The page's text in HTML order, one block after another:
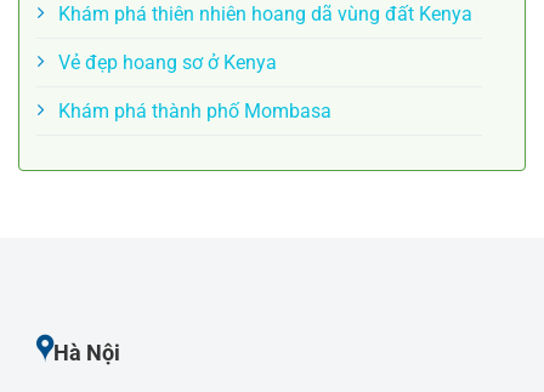
Khám phá thiên nhiên hoang dã vùng đất Kenya
Vẻ đẹp hoang sơ ở Kenya
Khám phá thành phố Mombasa
Hà Nội